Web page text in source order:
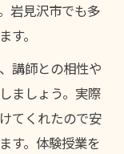
岩見沢市でも多
。
講師との相性や
ましょう。実際
てくれたので安
す。体験授業を